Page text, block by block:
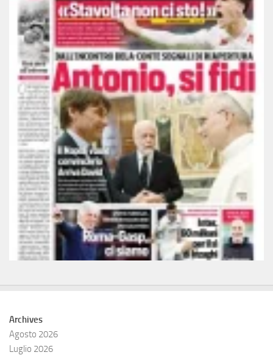
Archives
Agosto 2026
Luglio 2026